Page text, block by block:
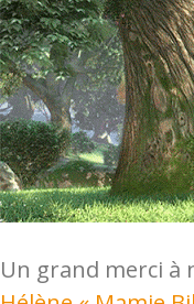
Un grand merci à